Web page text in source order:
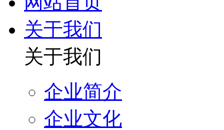
关于我们
关于我们
企业简介
企业文化